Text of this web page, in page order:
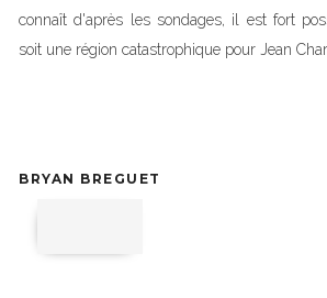
connaît d'après les sondages, il est fort
soit une région catastrophique pour Jean
BRYAN BREGUET